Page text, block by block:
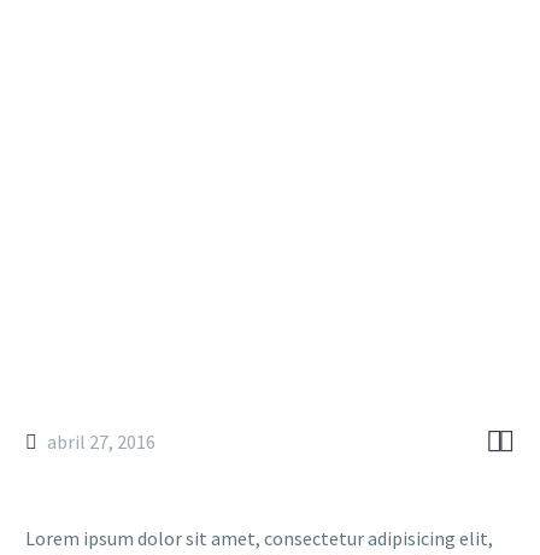

abril 27, 2016
Lorem ipsum dolor sit amet, consectetur adipisicing elit,